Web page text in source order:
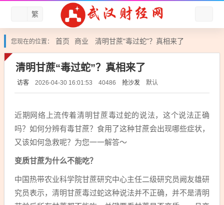
繁
您现在的位置： 首页 商业 清明甘蔗“毒过蛇”？真相来了
清明甘蔗“毒过蛇”？真相来了
访客 2026-04-30 16:01:53 40486 抢沙发 默认
近期网络上流传着清明甘蔗毒过蛇的说法，这个说法正确
吗？如何分辨有毒甘蔗？食用了这种甘蔗会出现哪些症状，
又该如何急救呢？为您一一解答～
变质甘蔗为什么不能吃？
中国热带农业科学院甘蔗研究中心主任二级研究员阙友雄研
究员表示，清明甘蔗毒过蛇这种说法并不正确，并不是清明